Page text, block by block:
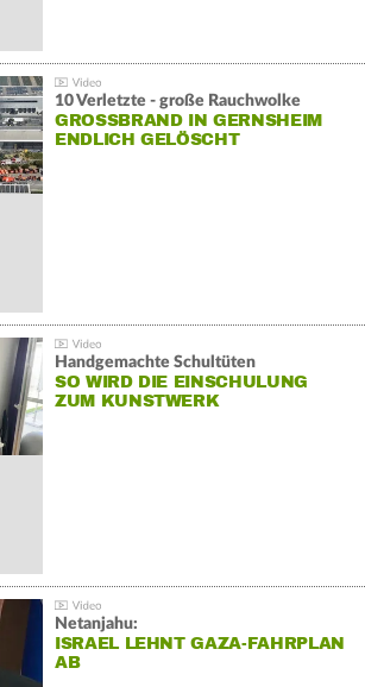
10 Verletzte - große Rauchwolke
GROSSBRAND IN GERNSHEIM E
NDLICH GELÖSCHT
Handgemachte Schultüten
SO WIRD DIE EINSCHULUNG
ZUM KUNSTWERK
Netanjahu:
ISRAEL LEHNT GAZA-FAHRPLAN
AB